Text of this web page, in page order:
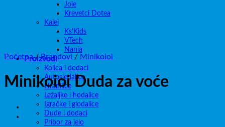
Joie
Krevetci Dotea
Kalei
Ks’Kids
VTech
Nania
Proizvodi
Kolica i dodaci
Autosjedalice
Hranilice
Ležaljke i hodalice
Igračke i glodalice
Dude i dodaci
Pribor za jelo
Početna / Brandovi / Minikoioi
Minikoioi Duda za voće